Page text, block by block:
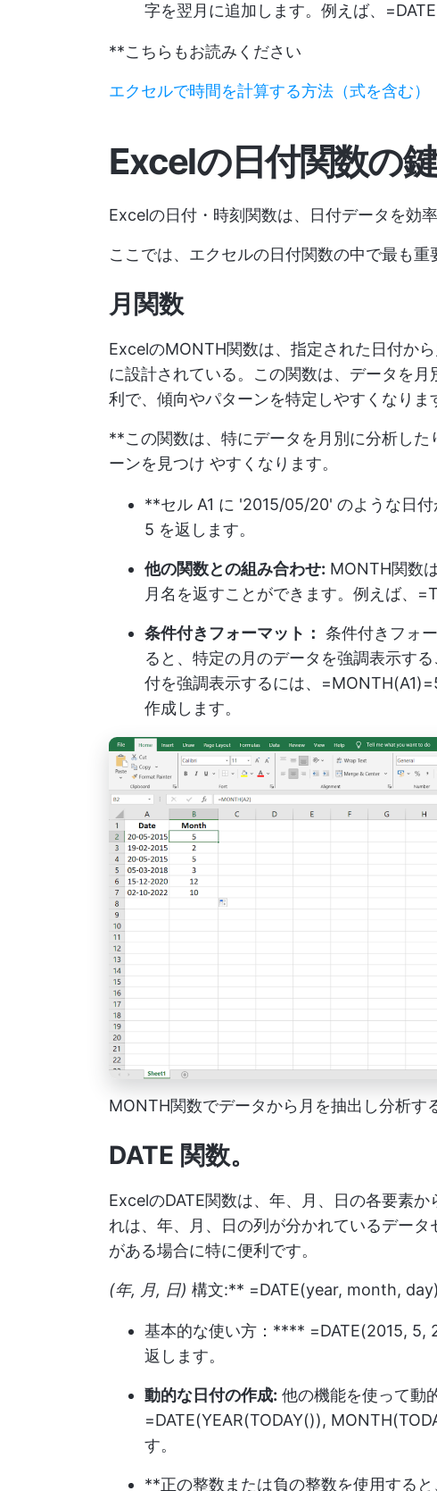
字を翌月に追加します。例えば、
**こちらもお読みください
エクセルで時間を計算する方法（式を含む）
Excelの日付関数の鍵
Excelの日付・時刻関数は、日付データを効
ここでは、エクセルの日付関数の中で最も重
月関数
ExcelのMONTH関数は、指定された日付か
に設計されている。この関数は、データを
利で、傾向やパターンを特定しやすくなりま
**この関数は、特にデータを月別に分析し
ーンを見つけ やすくなります。
**セル A1 に '2015/05/20' のような日
5 を返します。
他の関数との組み合わせ: MONTH関数
月名を返すことができます。例えば、
条件付きフォーマット： 条件付きフォ
ると、特定の月のデータを強調表示す
付を強調表示するには、
作成します。
MONTH関数でデータから月を抽出し分析す
DATE 関数。
ExcelのDATE関数は、年、月、日の各要素
れは、年、月、日の列が分かれているデー
がある場合に特に便利です。
(年, 月, 日) 構文:** =DATE(year, month, day)
基本的な使い方：**** =DATE(2015, 5,
返します。
動的な日付の作成: 他の機能を使って動
=DATE(YEAR(TODAY()),
す。
**正の整数または負の整数を使用する